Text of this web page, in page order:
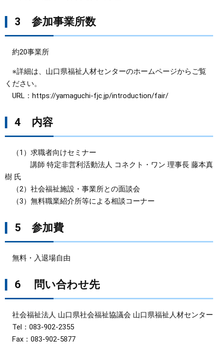
​3 参加事業所数
約20事業所
※詳細は、山口県福祉人材センターのホームページからご覧
ください。
URL：https://yamaguchi-fjc.jp/introduction/fair/
4 内容
（1）求職者向けセミナー
講師 特定非営利活動法人 コネクト・ワン 理事長 藤本真
樹 氏
（2）社会福祉施設・事業所との面談会
（3）無料職業紹介所等による相談コーナー
5 参加費
無料・入退場自由
6 問い合わせ先
社会福祉法人 山口県社会福祉協議会 山口県福祉人材センター
Tel：083-902-2355
Fax：083-902-5877